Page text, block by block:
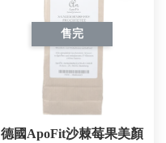
售完
德國ApoFit沙棘莓果美顏